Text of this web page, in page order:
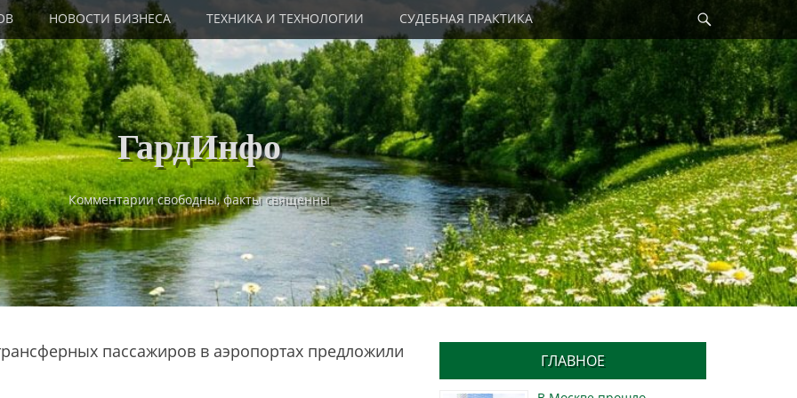
НОВОСТИ БИЗНЕСА ТЕХНИКА И ТЕХНОЛОГИИ СУДЕБНАЯ ПРАКТИКА
ГардИнфо
Комментарии свободны, факты священны
пассажиров в аэропортах предложили
ГЛАВНОЕ